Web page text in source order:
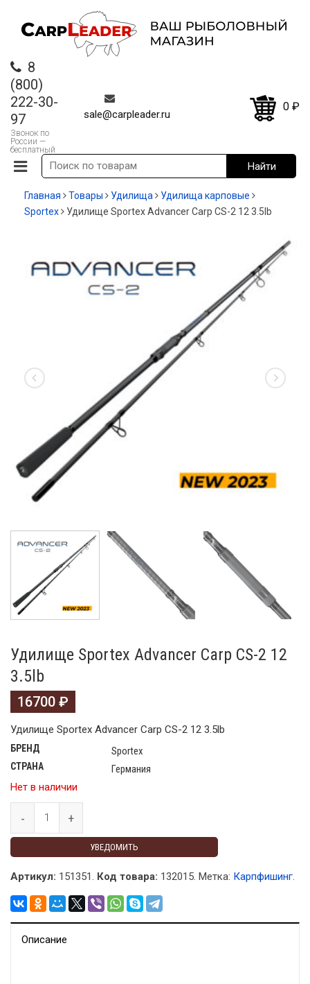
8
(800)
222-30-
97
Звонок по
России —
бесплатный
sale@carpleader.ru
0 ₽
Главная Товары Удилища
Удилища карповые
Sportex
Удилище Sportex Advancer Carp CS-2 12 3.5lb
Удилище Sportex Advancer Carp CS-2 12
3.5lb
16700 ₽
Удилище Sportex Advancer Carp CS-2 12 3.5lb
БРЕНД Sportex
СТРАНА
Германия
Нет в наличии
УВЕДОМИТЬ
Артикул: 151351. Код товара: 132015. Метка: Карпфишинг.
Описание